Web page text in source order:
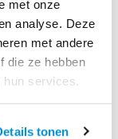
met onze
analyse. Deze
met andere
die ze hebben
services.
tonen